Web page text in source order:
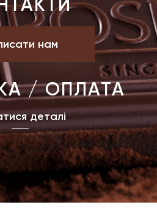
нам
/ ОПЛАТА
деталі